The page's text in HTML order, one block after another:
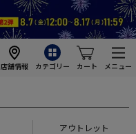
店舗情報 カテゴリー カート メニュー
アウトレット